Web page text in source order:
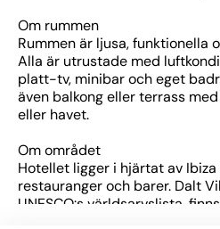
Om rummen
Rummen är ljusa, funktionella
Alla är utrustade med
platt-tv, minibar och eget
även balkong eller terrass
eller havet.
Om området
Hotellet ligger i hjärtat av
restauranger och barer. Dalt
UNESCO:s världsarvslista,